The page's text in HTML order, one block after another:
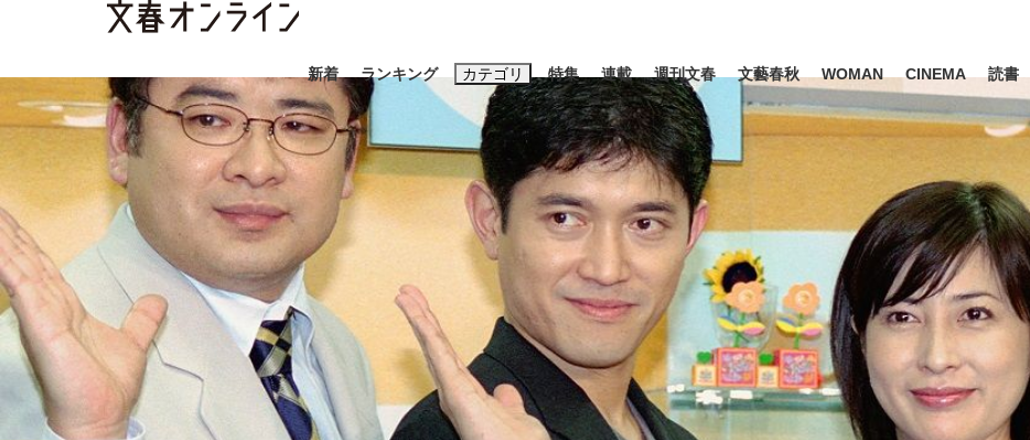
新着 ランキング カテゴリ
スクープ ニュース エンタメ ライフ ビジネス インタ
「90%は失敗する。でも…」本田圭佑が初めて明かした日本代表監督に... 「最悪の空気のまま解散」
特集
終戦から81年
観る将棋、読む将棋
連載 週刊文春 文藝春秋 WOMAN CINEMA 読書
キーワード入力
おすすめのキーワードタグ一覧
#三山凌輝 #高市早苗 #後藤真希 #森岡毅 #城彰二 #内田有紀
#
#玉木雄一郎
#亀和田武